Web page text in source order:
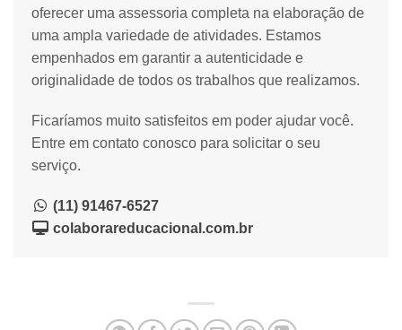
oferecer uma assessoria completa na elaboração de
uma ampla variedade de atividades. Estamos
empenhados em garantir a autenticidade e
originalidade de todos os trabalhos que realizamos.
Ficaríamos muito satisfeitos em poder ajudar você.
Entre em contato conosco para solicitar o seu
serviço.
(11) 91467-6527
colaborareducacional.com.br